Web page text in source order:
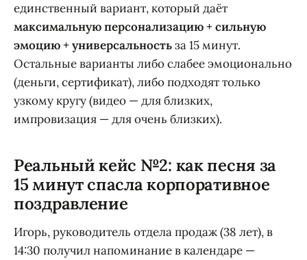
единственный вариант, который даёт
максимальную персонализацию + сильную
эмоцию + универсальностьза 15 минут.
Остальные варианты либо слабее эмоционально
(деньги, сертификат), либо подходят только
узкому кругу (видео — для близких,
импровизация — для очень близких).
Реальный кейс №2: как песня за
15 минут спасла корпоративное
поздравление
Игорь, руководитель отдела продаж (38 лет), в
14:30 получил напоминание в календаре —